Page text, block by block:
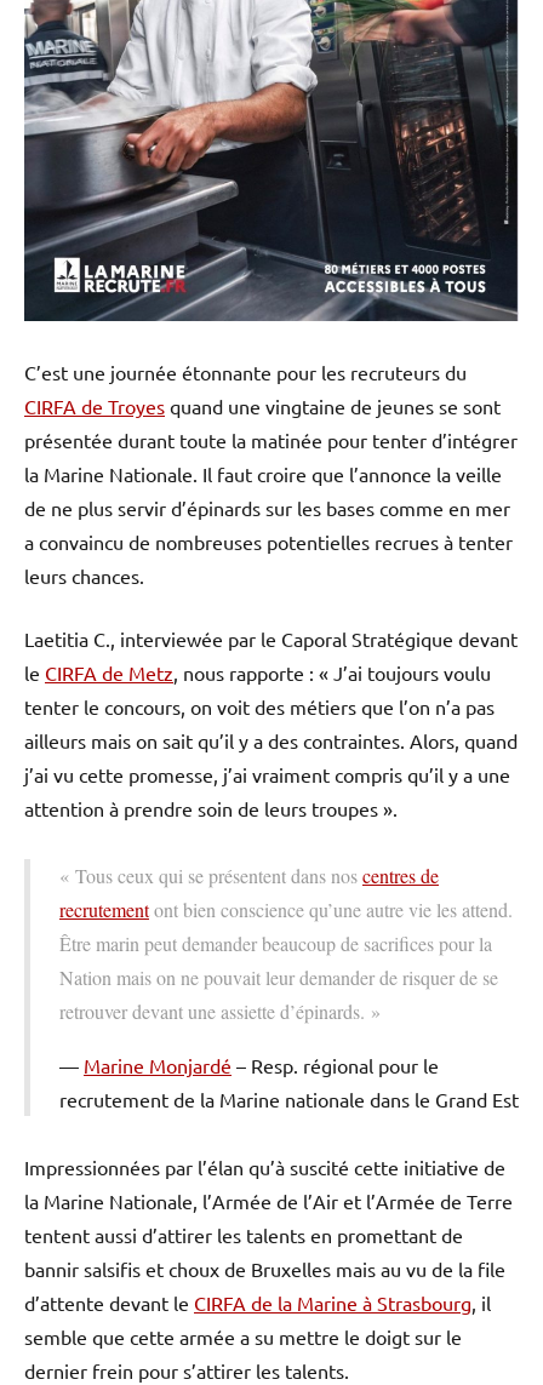
C’est une journée étonnante pour les recruteurs du
CIRFA de Troyes quand une vingtaine de jeunes se sont
présentée durant toute la matinée pour tenter d’intégrer
la Marine Nationale. Il faut croire que l’annonce la veille
de ne plus servir d’épinards sur les bases comme en mer
a convaincu de nombreuses potentielles recrues à tenter
leurs chances.
Laetitia C., interviewée par le Caporal Stratégique devant
le CIRFA de Metz, nous rapporte : « J’ai toujours voulu
tenter le concours, on voit des métiers que l’on n’a pas
ailleurs mais on sait qu’il y a des contraintes. Alors, quand
j’ai vu cette promesse, j’ai vraiment compris qu’il y a une
attention à prendre soin de leurs troupes ».
« Tous ceux qui se présentent dans noscentres de
recrutementont bien conscience qu’une autre vie les attend.
Être marin peut demander beaucoup de sacrifices pour la
Nation mais on ne pouvait leur demander de risquer de se
retrouver devant une assiette d’épinards. »
Marine Monjardé – Resp. régional pour le
recrutement de la Marine nationale dans le Grand Est
Impressionnées par l’élan qu’à suscité cette initiative de
la Marine Nationale, l’Armée de l’Air et l’Armée de Terre
tentent aussi d’attirer les talents en promettant de
bannir salsifis et choux de Bruxelles mais au vu de la file
d’attente devant le CIRFA de la Marine à Strasbourg, il
semble que cette armée a su mettre le doigt sur le
dernier frein pour s’attirer les talents.